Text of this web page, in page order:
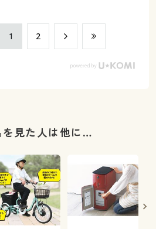
​1 ​2
を見た人は他に…